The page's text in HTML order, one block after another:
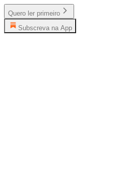
Quero ler primeiro
Subscreva na App